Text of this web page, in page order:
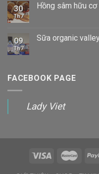
30
Th7
Hồng sâm hữu cơ
09
Th7
Sữa organic
FACEBOOK PAGE
Lady Viet